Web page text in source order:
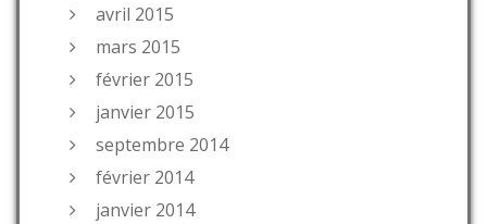
avril 2015
mars 2015
février 2015
janvier 2015
septembre 2014
février 2014
janvier 2014